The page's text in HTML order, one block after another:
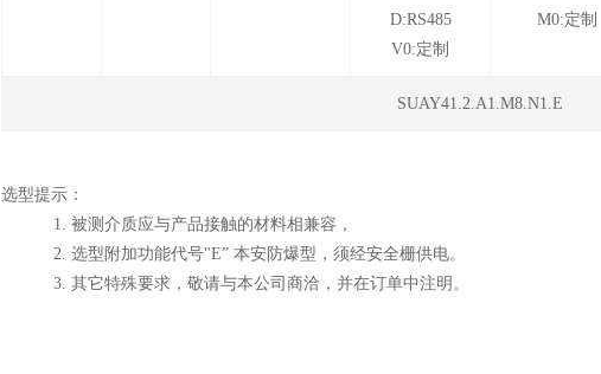
D:RS485
V0:定制
M0:定制
SUAY41.2.A1.M8.N1.E
选型提示：
1. 被测介质应与产品接触的材料相兼容，
2. 选型附加功能代号"E” 本安防爆型，须经安全栅供电。
3. 其它特殊要求，敬请与本公司商洽，并在订单中注明。